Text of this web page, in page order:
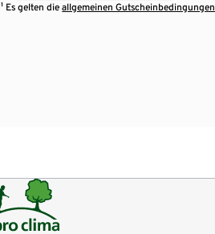
¹ Es gelten dieallgemeinen Gutscheinbedingungen